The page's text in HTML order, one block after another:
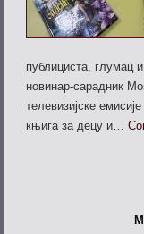
публициста, глумац
новинар-сарадник
телевизијске
књига за децу и…
M